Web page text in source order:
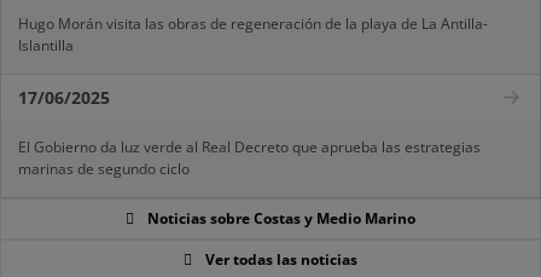
Hugo Morán visita las obras de regeneración de la playa de La Antilla-
Islantilla
17/06/2025
El Gobierno da luz verde al Real Decreto que aprueba las estrategias
marinas de segundo ciclo
Noticias sobre Costas y Medio Marino
Ver todas las noticias